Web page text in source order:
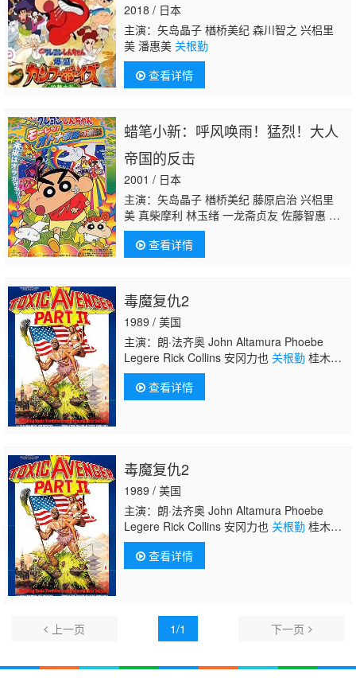
2018 / 日本
主演：矢岛晶子 楢桥美纪 森川智之 兴梠里
美 潘惠美 关根勤
查看详情
蜡笔小新：呼风唤雨！猛烈！大人
帝国的反击
2001 / 日本
主演：矢岛晶子 楢桥美纪 藤原启治 兴梠里
美 真柴摩利 林玉绪 一龙斋贞友 佐藤智惠 小
林爱 三田友子 松尾银三 北川智绘 纳谷六
朗 泷泽罗子 高田由美 富泽美智惠 三石琴
乃 京田尚子 稀代樱子 铃木玲子 玉川纱己
央生 冈野浩介 大西健晴 铃村健一 儿岛千
春 池本小百合 宇和川惠美 工藤香子 伊藤健太
郎 津嘉山正种 小堺一机
查看详情
毒魔复仇2
1989 / 美国
主演：朗·法齐奥 John Altamura Phoebe
Legere Rick Collins 安冈力也 关根勤桂木麻
也子 丽莎·盖伊 杰西卡·杜布林 Jack
Cooper Erika Schickel 保罗·鲍格才
查看详情
毒魔复仇2
1989 / 美国
主演：朗·法齐奥 John Altamura Phoebe
Legere Rick Collins 安冈力也 关根勤桂木麻
也子 丽莎·盖伊 杰西卡·杜布林 Jack
Cooper Erika Schickel 保罗·鲍格才
查看详情
上一页 1/1 下一页